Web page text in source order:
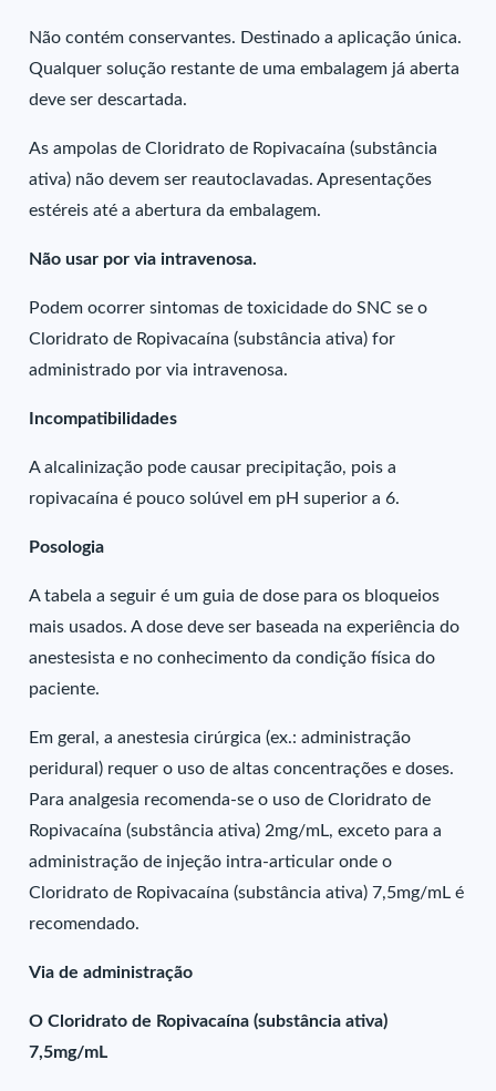
Não contém conservantes. Destinado a aplicação única.
Qualquer solução restante de uma embalagem já aberta
deve ser descartada.
As ampolas de Cloridrato de Ropivacaína (substância
ativa) não devem ser reautoclavadas. Apresentações
estéreis até a abertura da embalagem.
Não usar por via intravenosa.
Podem ocorrer sintomas de toxicidade do SNC se o
Cloridrato de Ropivacaína (substância ativa) for
administrado por via intravenosa.
Incompatibilidades
A alcalinização pode causar precipitação, pois a
ropivacaína é pouco solúvel em pH superior a 6.
Posologia
A tabela a seguir é um guia de dose para os bloqueios
mais usados. A dose deve ser baseada na experiência do
anestesista e no conhecimento da condição física do
paciente.
Em geral, a anestesia cirúrgica (ex.: administração
peridural) requer o uso de altas concentrações e doses.
Para analgesia recomenda-se o uso de Cloridrato de
Ropivacaína (substância ativa) 2mg/mL, exceto para a
administração de injeção intra-articular onde o
Cloridrato de Ropivacaína (substância ativa) 7,5mg/mL é
recomendado.
Via de administração
O Cloridrato de Ropivacaína (substância ativa)
7,5mg/mL